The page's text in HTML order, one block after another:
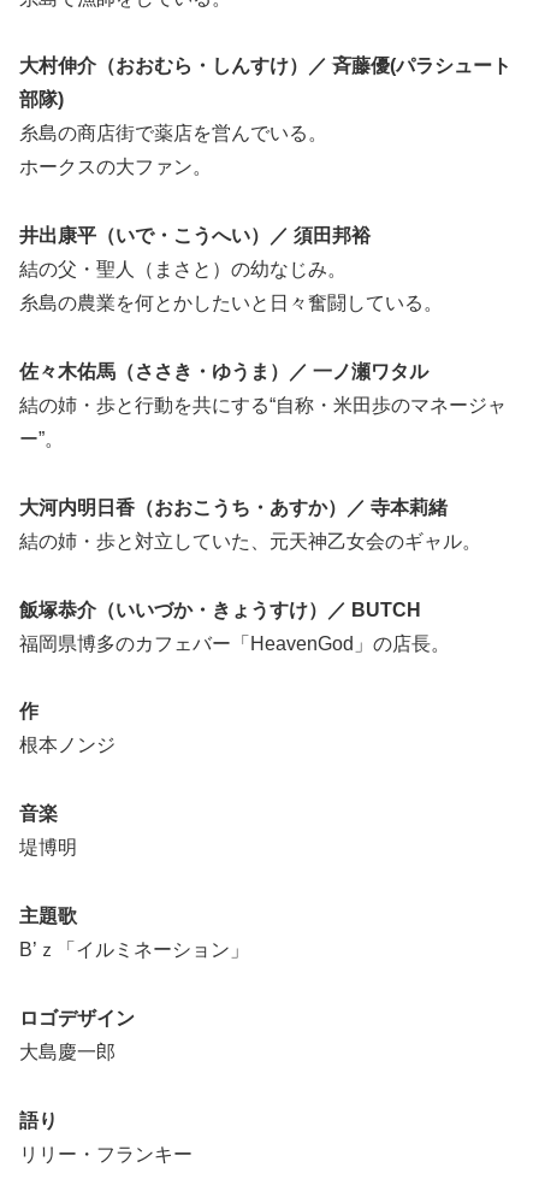
大村伸介（おおむら・しんすけ）／ 斉藤優(パラシュート
部隊)
糸島の商店街で薬店を営んでいる。
ホークスの大ファン。
井出康平（いで・こうへい）／ 須田邦裕
結の父・聖人（まさと）の幼なじみ。
糸島の農業を何とかしたいと日々奮闘している。
佐々木佑馬（ささき・ゆうま）／ 一ノ瀬ワタル
結の姉・歩と行動を共にする“自称・米田歩のマネージャ
ー”。
大河内明日香（おおこうち・あすか）／ 寺本莉緒
結の姉・歩と対立していた、元天神乙女会のギャル。
飯塚恭介（いいづか・きょうすけ）／ BUTCH
福岡県博多のカフェバー「HeavenGod」の店長。
作
根本ノンジ
音楽
堤博明
主題歌
B’ｚ「イルミネーション」
ロゴデザイン
大島慶一郎
語り
リリー・フランキー